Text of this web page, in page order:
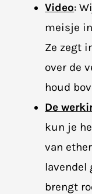
Video:
meisje
Ze zegt
over de
houd
De
kun je
van
lavendel
brengt